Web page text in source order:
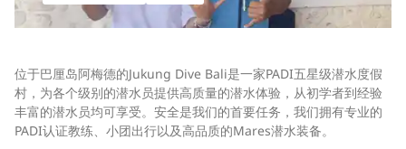
位于巴厘岛阿梅德的Jukung Dive Bali是一家PADI五星级潜水度假
村，为各个级别的潜水员提供高质量的潜水体验，从初学者到经验
丰富的潜水员均可享受。安全是我们的首要任务，我们拥有专业的
PADI认证教练、小团出行以及高品质的Mares潜水装备。